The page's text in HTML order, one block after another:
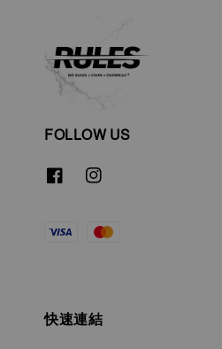
FOLLOW US
快速連結